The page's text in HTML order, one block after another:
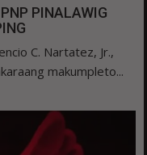
PINALAWIG
C. Nartatez, Jr.,
makumpleto...